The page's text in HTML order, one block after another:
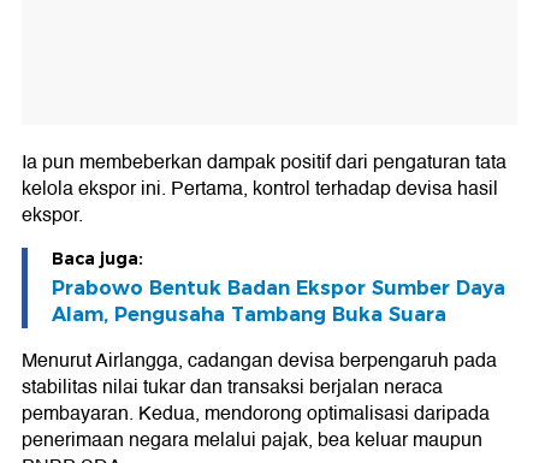
Ia pun membeberkan dampak positif dari pengaturan tata
kelola ekspor ini. Pertama, kontrol terhadap devisa hasil
ekspor.
Baca juga:
Prabowo Bentuk Badan Ekspor Sumber Daya
Alam, Pengusaha Tambang Buka Suara
Menurut Airlangga, cadangan devisa berpengaruh pada
stabilitas nilai tukar dan transaksi berjalan neraca
pembayaran. Kedua, mendorong optimalisasi daripada
penerimaan negara melalui pajak, bea keluar maupun